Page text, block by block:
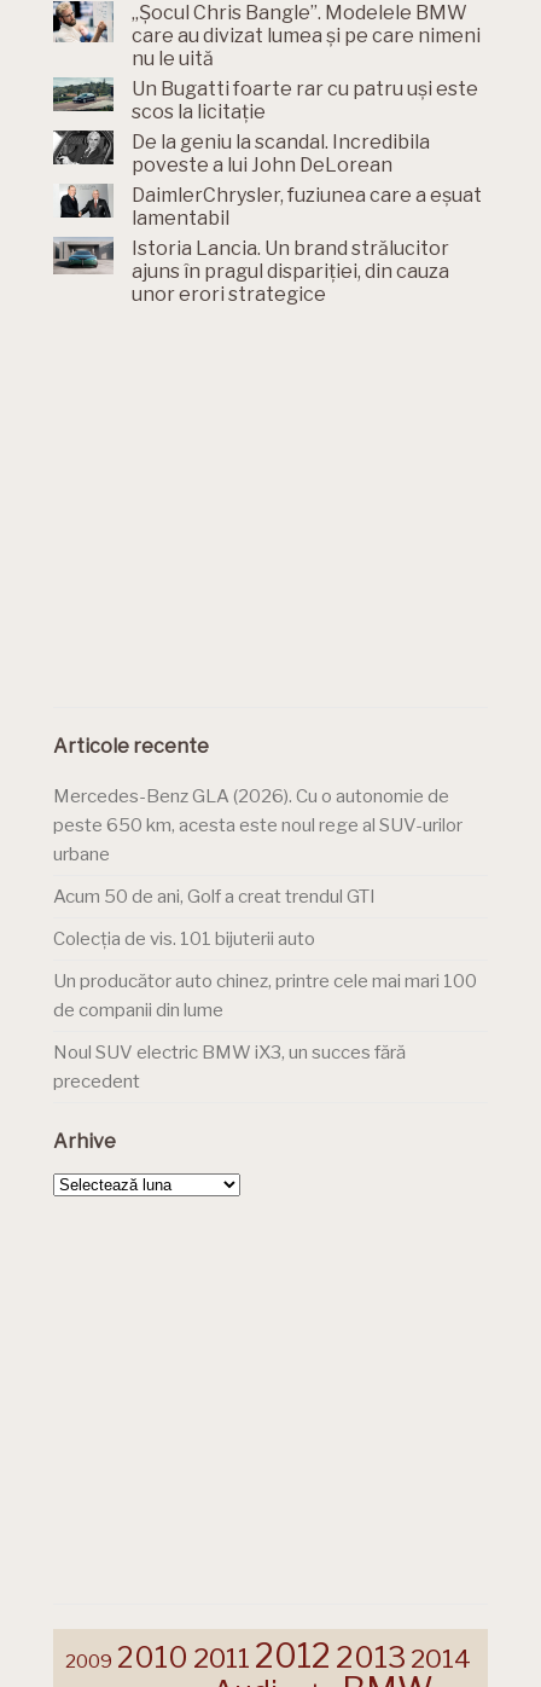
„Șocul Chris Bangle”. Modelele BMW
care au divizat lumea și pe care nimeni
nu le uită
Un Bugatti foarte rar cu patru uși este
scos la licitație
De la geniu la scandal. Incredibila
poveste a lui John DeLorean
DaimlerChrysler, fuziunea care a eșuat
lamentabil
Istoria Lancia. Un brand strălucitor
ajuns în pragul dispariției, din cauza
unor erori strategice
Articole recente
Mercedes-Benz GLA (2026). Cu o autonomie de
peste 650 km, acesta este noul rege al SUV-urilor
urbane
Acum 50 de ani, Golf a creat trendul GTI
Colecția de vis. 101 bijuterii auto
Un producător auto chinez, printre cele mai mari 100
de companii din lume
Noul SUV electric BMW iX3, un succes fără
precedent
Arhive
Arhive
2009 2010 2011 2012 2013 2014